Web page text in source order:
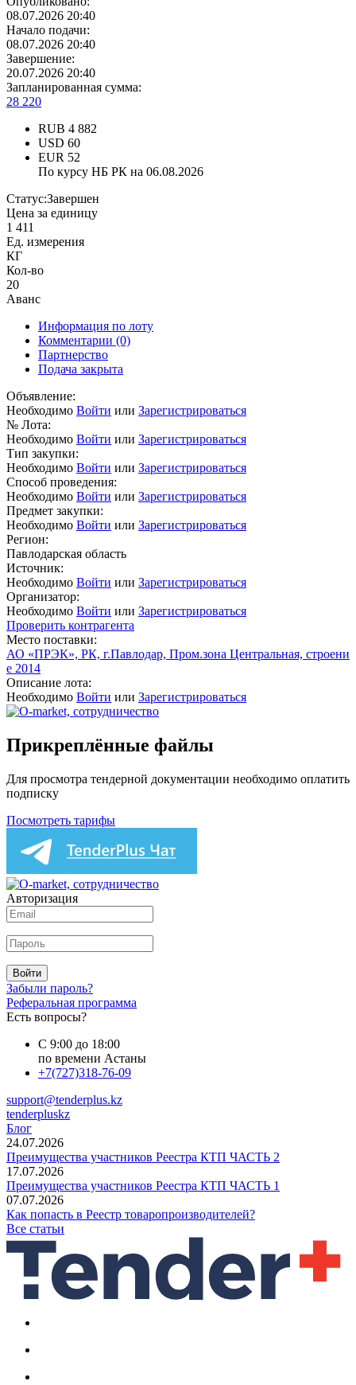
08.07.2026 20:40
Начало подачи:
08.07.2026 20:40
Завершение:
20.07.2026 20:40
Запланированная сумма:
28 220
RUB 4 882
USD 60
EUR 52
По курсу НБ РК на 06.08.2026
Статус:Завершен
Цена за единицу
1 411
Ед. измерения
КГ
Кол-во
20
Аванс
Информация по лоту
Комментарии (0)
Партнерство
Подача закрыта
Объявление:
Необходимо Войти или Зарегистрироваться
№ Лота:
Необходимо Войти или Зарегистрироваться
Тип закупки:
Необходимо Войти или Зарегистрироваться
Способ проведения:
Необходимо Войти или Зарегистрироваться
Предмет закупки:
Необходимо Войти или Зарегистрироваться
Регион:
Павлодарская область
Источник:
Необходимо Войти или Зарегистрироваться
Организатор:
Необходимо Войти или Зарегистрироваться
Проверить контрагента
Место поставки:
АО «ПРЭК», РК, г.Павлодар, Пром.зона Центральная, строени
е 2014
Описание лота:
Необходимо Войти или Зарегистрироваться
Прикреплённые файлы
Для просмотра тендерной документации необходимо оплатить
подписку
Посмотреть тарифы
Авторизация
Войти
Забыли пароль?
Реферальная программа
Есть вопросы?
С 9:00 до 18:00
по времени Астаны
+7(727)318-76-09
support@tenderplus.kz
tenderpluskz
Блог
24.07.2026
Преимущества участников Реестра КТП ЧАСТЬ 2
17.07.2026
Преимущества участников Реестра КТП ЧАСТЬ 1
07.07.2026
Как попасть в Реестр товаропроизводителей?
Все статьи